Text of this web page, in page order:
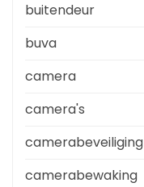
buitendeur
buva
camera
camera's
camerabeveiliging
camerabewaking